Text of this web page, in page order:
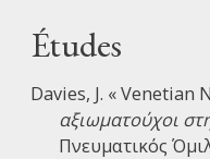
Études
Davies, J. « Venetian
αξιωματούχοι
Πνευματικός